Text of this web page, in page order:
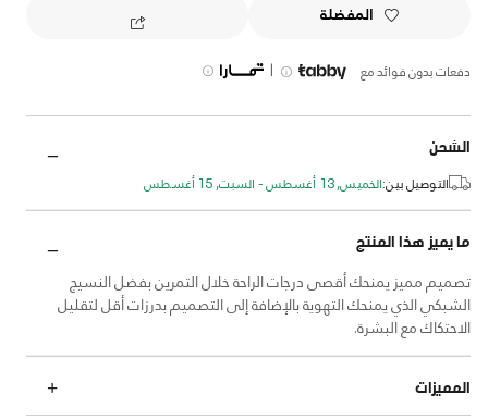
المفضلة
دفعات بدون فوائد مع |
الشحن
التوصيل بين:الخميس, 13 أغسطس - السبت, 15 أغسطس
ما يميز هذا المنتج
تصميم مميز يمنحك أقصى درجات الراحة خلال التمرين بفضل النسيج
الشبكي الذي يمنحك التهوية بالإضافة إلى التصميم بدرزات أقل لتقليل
الاحتكاك مع البشرة.
المميزات